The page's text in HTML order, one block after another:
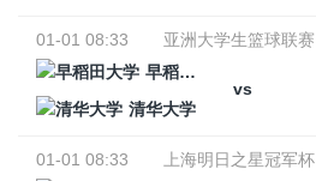
01-01 08:33
亚洲大学生篮球联赛
早稻田大学
vs
清华大学
01-01 08:33
上海明日之星冠军杯